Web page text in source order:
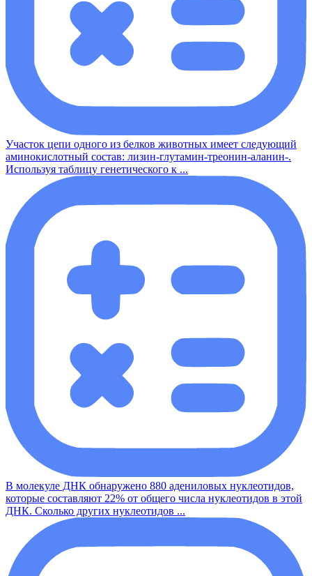
Участок цепи одного из белков животных имеет следующий
аминокислотный состав: лизин-глутамин-треонин-аланин-.
Используя таблицу генетического к ...
В молекуле ДНК обнаружено 880 адениловых нуклеотидов,
которые составляют 22% от общего числа нуклеотидов в этой
ДНК. Сколько других нуклеотидов ...